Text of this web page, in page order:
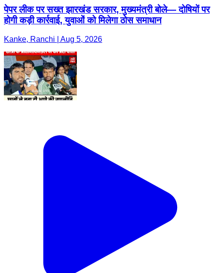
पेपर लीक पर सख्त झारखंड सरकार, मुख्यमंत्री बोले— दोषियों पर
होगी कड़ी कार्रवाई, युवाओं को मिलेगा ठोस समाधान
Kanke, Ranchi | Aug 5, 2026